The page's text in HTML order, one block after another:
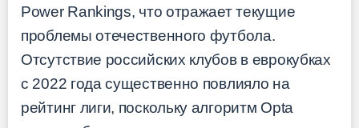
Power Rankings, что отражает текущие
проблемы отечественного футбола.
Отсутствие российских клубов в еврокубках
с 2022 года существенно повлияло на
рейтинг лиги, поскольку алгоритм Opta